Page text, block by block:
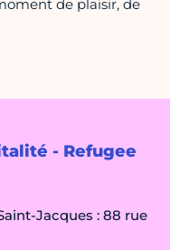
- Refugee
Jacques : 88 rue
de plaisir, de